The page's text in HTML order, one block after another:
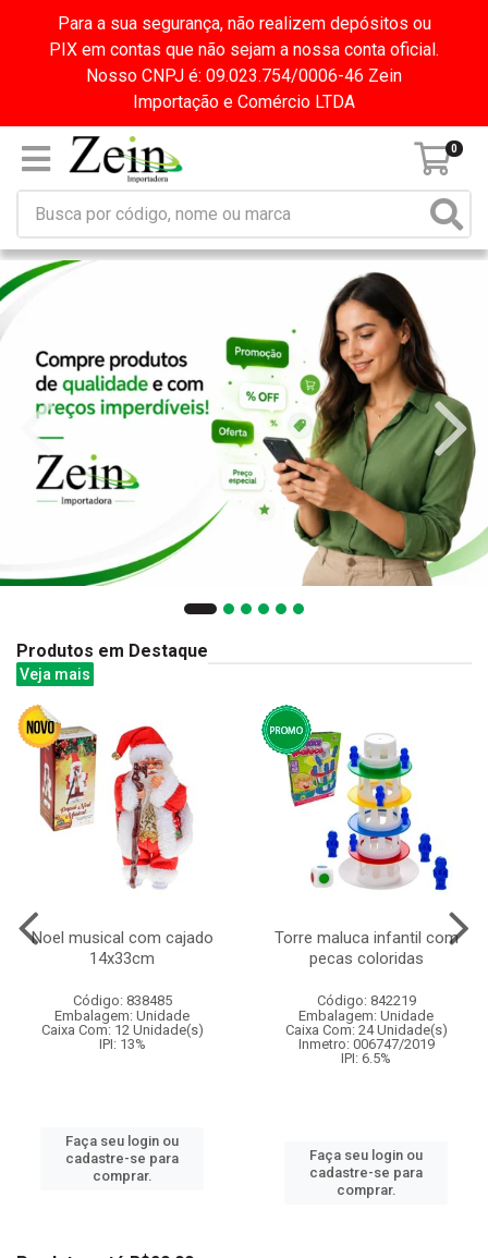
Para a sua segurança, não realizem depósitos ou
PIX em contas que não sejam a nossa conta oficial.
Nosso CNPJ é: 09.023.754/0006-46 Zein
Importação e Comércio LTDA
0
Produtos em Destaque
Veja mais
Noel musical com cajado
14x33cm
Código: 838485
Embalagem: Unidade
Caixa Com: 12 Unidade(s)
IPI: 13%
Faça seu login ou
cadastre-se para
comprar.
Torre maluca infantil com
pecas coloridas
Código: 842219
Embalagem: Unidade
Caixa Com: 24 Unidade(s)
Inmetro: 006747/2019
IPI: 6.5%
Faça seu login ou
cadastre-se para
comprar.